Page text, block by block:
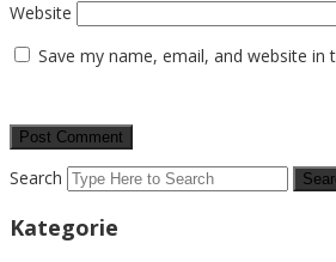
Website
Save my name, email, and website
Search
Kategorie